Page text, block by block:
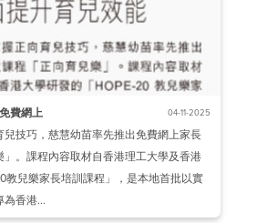
費網上 04-11-2025
技巧，慈慧幼苗率先推出免費網上家長
。課程內容取材自香港理工大學及香港
教兒樂家長培訓課程」，是本地首批以實
香港...